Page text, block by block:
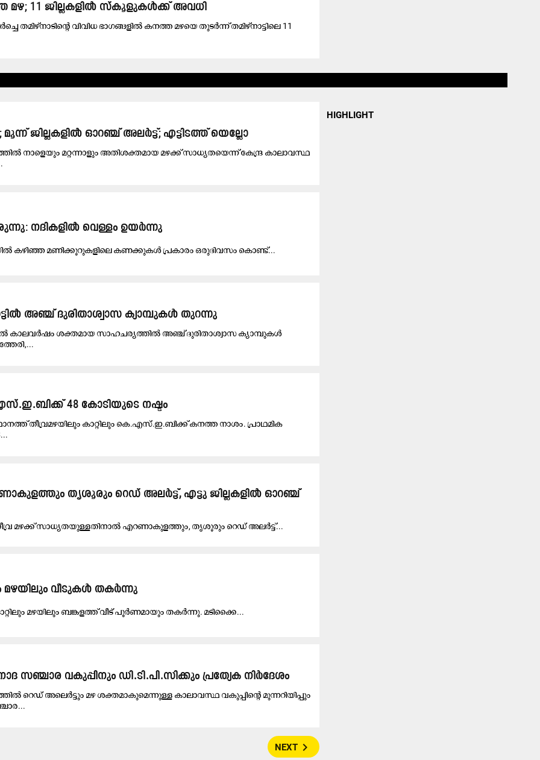
മഴ; 11 ജില്ലകളില്‍ സ്‌കൂളുകള്‍ക്ക് അവധി
തമിഴ്നാടിന്റെ വിവിധ ഭാഗങ്ങളില്‍ കനത്ത മഴയെ തുടര്‍ന്ന് തമിഴ്‌നാട്ടിലെ 11
മൂന്ന് ജില്ലകളില്‍ ഓറഞ്ച് അലര്‍ട്ട്; എട്ടിടത്ത് യെല്ലോ
നാളെയും മറ്റന്നാളും അതിശക്തമായ മഴക്ക് സാധ്യതയെന്ന് കേന്ദ്ര കാലാവസ്ഥ
നദികളിൽ വെള്ളം ഉയര്‍ന്നു
ക​ഴി​ഞ്ഞ മ​ണി​ക്കൂ​റു​ക​ളി​ലെ ക​ണ​ക്കു​ക​ള്‍ പ്ര​കാ​രം ഒ​രു​ദി​വ​സം കൊ​ണ്ട്...
അഞ്ച് ദുരിതാശ്വാസ ക്യാമ്പുകള്‍ തുറന്നു
കാലവര്‍ഷം ശക്തമായ സാഹചര്യത്തില്‍ അഞ്ച് ദുരിതാശ്വാസ ക്യാമ്പുകള്‍
48 കോടിയുടെ നഷ്ടം
തീവ്രമഴയിലും കാറ്റിലും കെ.എസ്.ഇ.ബിക്ക് കനത്ത നാശം. പ്രാഥമിക
തൃശൂരും റെഡ് അലർട്ട്, എട്ടു ജില്ലകളിൽ ഓറഞ്ച്
മഴക്ക് സാധ്യതയുള്ളതിനാൽ എറണാകുളത്തും, തൃശൂരും റെഡ് അലർട്ട്...
മഴയിലും വീടുകൾ തകർന്നു
മ​ഴ​യി​ലും ബ​ങ്ക​ള​ത്ത് വീ​ട് പൂ​ർ​ണ​മാ​യും ത​ക​ർ​ന്നു. മ​ടി​ക്കൈ...
സഞ്ചാര വകുപ്പിനും ഡി.ടി.പി.സിക്കും പ്രത്യേക നിർദേശം
റെഡ് അലെർട്ടും മഴ ശക്തമാകുമെന്നുള്ള കാലാവസ്ഥ വകുപ്പിന്റെ മുന്നറിയിപ്പും
HIGHLIGHT
NEXT navigate_next